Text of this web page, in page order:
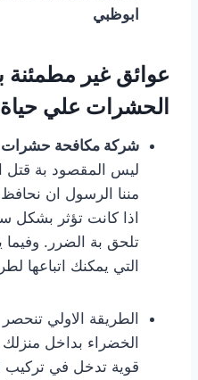
ابوظبي
عوائق غير مطمئنة
الحشرات علي حياة
شركة مكافحة
ليس المقصود بة
مننا الرسول ان نحافظ
اذا كانت تؤثر بشكل
تلحق بة الضرر.
التي يمكنك اتباعها
الطريقة الاولي تنحصر
الخضراء بداخل منزلك
قوية تدخل في تركيب